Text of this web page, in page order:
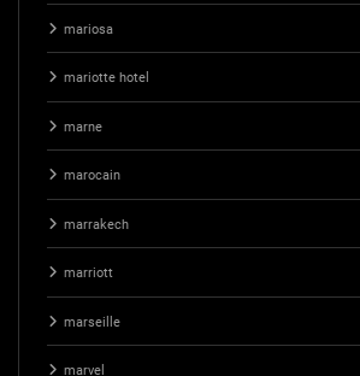
mariosa
mariotte hotel
marne
marocain
marrakech
marriott
marseille
marvel